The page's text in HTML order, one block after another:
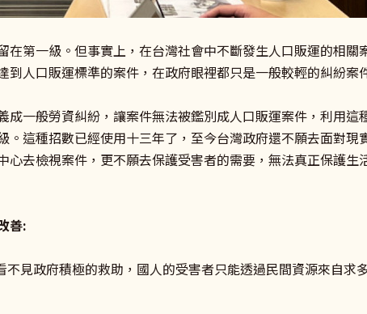
第一級。但事實上，在台灣社會中不斷發生人口販運的相
人口販運標準的案件，在政府眼裡都只是一般較輕的糾紛案
成一般勞資糾紛，讓案件無法被鑑別成人口販運案件，利用
。這種招數已經使用十三年了，至今台灣政府還不願去面對
心去檢視案件，更不願去保護受害者的需要，無法真正保護
善:
見政府積極的救助，國人的受害者只能透過民間資源來自求